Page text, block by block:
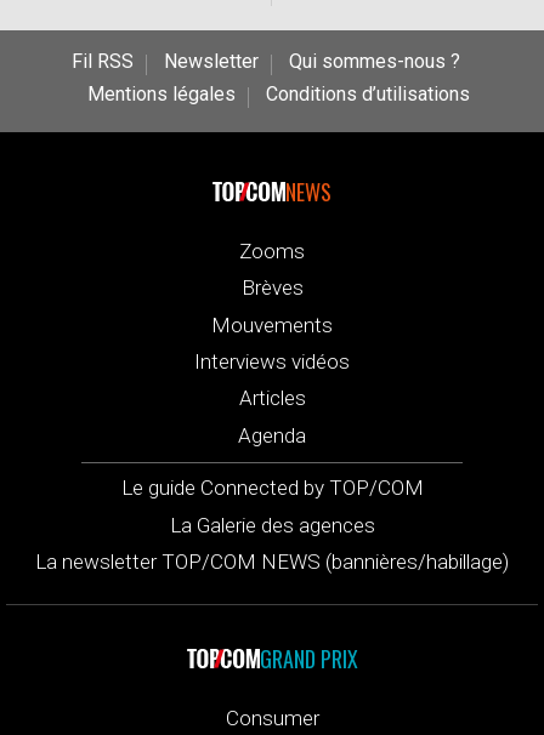
Fil RSS Newsletter
Qui sommes-nous ?
Mentions légales
Conditions d’utilisations
NEWS
Zooms
Brèves
Mouvements
Interviews vidéos
Articles
Agenda
Le guide Connected by TOP/COM
La Galerie des agences
La newsletter TOP/COM NEWS (bannières/habillage)
GRAND PRIX
Consumer